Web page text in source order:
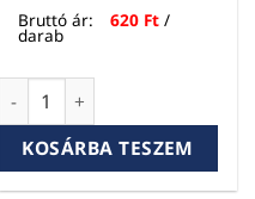
T24 x 25 x 0,6 m fehér
Bruttó ár:
620 Ft /
darab
Kazettás álmennyezet
KOSÁRBA TESZEM